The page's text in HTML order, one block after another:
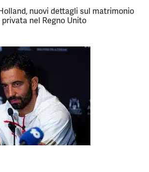
nuovi dettagli sul matrimonio
nel Regno Unito